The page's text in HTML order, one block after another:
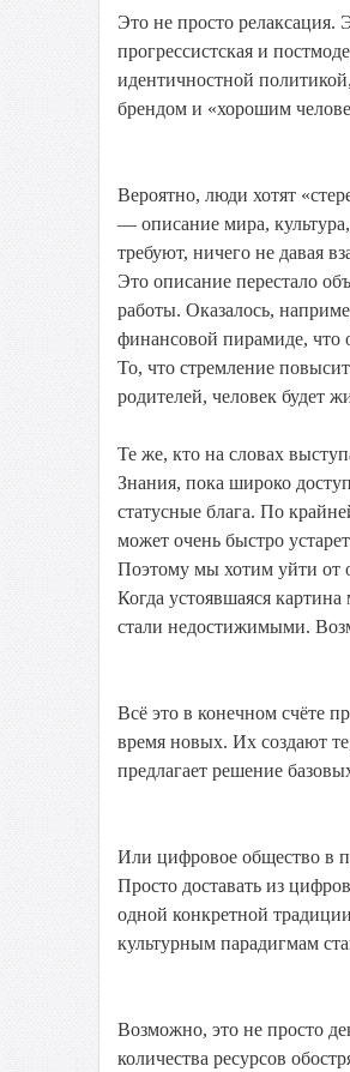
Это не просто релаксация.
прогрессистская и
идентичностной
брендом и «хорошим
Вероятно, люди хотят
— описание мира,
требуют, ничего не давая
Это описание перестало
работы. Оказалось,
финансовой пирамиде, что
То, что стремление
родителей, человек будет
Те же, кто на словах
Знания, пока широко
статусные блага. По
может очень быстро
Поэтому мы хотим уйти от
Когда устоявшаяся картина
стали недостижимыми.
Всё это в конечном счёте
время новых. Их создают
предлагает решение
Или цифровое общество в
Просто доставать из
одной конкретной
культурным парадигмам
Возможно, это не просто
количества ресурсов